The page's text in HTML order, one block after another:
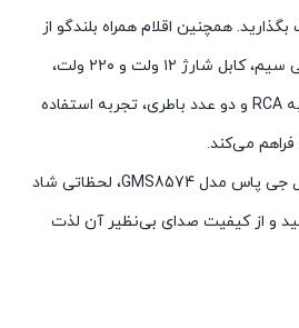
همچنین اقلام همراه بلندگو از
جمله دفترچه، میکروفون بی سیم، کابل شارژ ۱۲ ولت و ۲۲۰ ولت،
ریموت کنترل، تبدیل AUX به RCA و دو عدد باطری، تجربه استفاده
فراهم می‌کند.
با اسپیکر بلوتوثی قابل حمل جی پاس مدل GMS8574، لحظاتی شاد
و از کیفیت صدای بی‌نظیر آن لذت